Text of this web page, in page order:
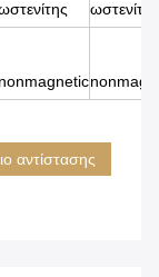
ωστενίτης
nonmagnetic
αντίστασης